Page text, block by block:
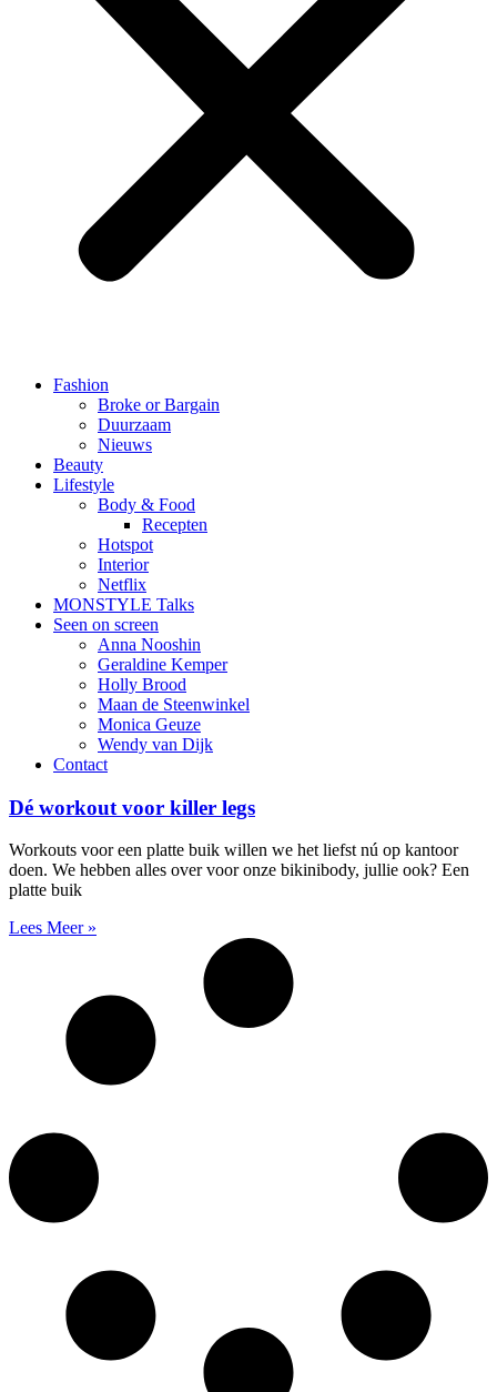
Fashion
Broke or Bargain
Duurzaam
Nieuws
Beauty
Lifestyle
Body & Food
Recepten
Hotspot
Interior
Netflix
MONSTYLE Talks
Seen on screen
Anna Nooshin
Geraldine Kemper
Holly Brood
Maan de Steenwinkel
Monica Geuze
Wendy van Dijk
Contact
Dé workout voor killer legs
Workouts voor een platte buik willen we het liefst nú op kantoor
doen. We hebben alles over voor onze bikinibody, jullie ook? Een
platte buik
Lees Meer »